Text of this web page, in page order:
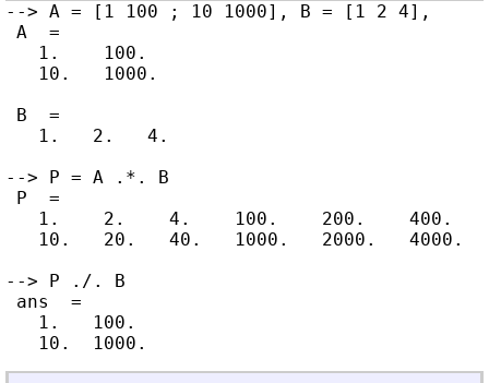
--> A = [1 100 ; 10 1000], B = [1 2 4],
A  =
   1.    100.
   10.   1000.
B  =
   1.   2.   4.
--> P = A .*. B
P  =
   1.    2.    4.    100.    200.    400.
   10.   20.   40.   1000.   2000.   4000.
--> P ./. B
ans  =
   1.   100.